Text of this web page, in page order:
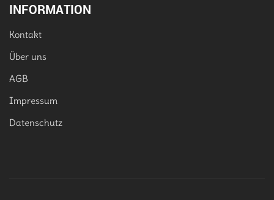
INFORMATION
Kontakt
Über uns
AGB
Impressum
Datenschutz